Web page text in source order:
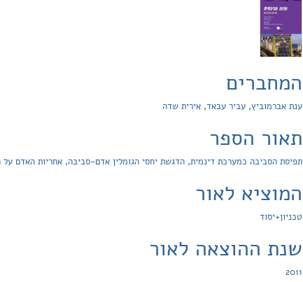
המחברים
ענת אברמוביץ, עביר עבאד, אירית שדה
תאור הספר
תפיסת הסביבה כמערכת דינמית, הדגשת יחסי הגומלין אדם-סביבה, אחריות האדם על
המוציא לאור
טכניון+יסוד
שנת ההוצאה לאור
2011